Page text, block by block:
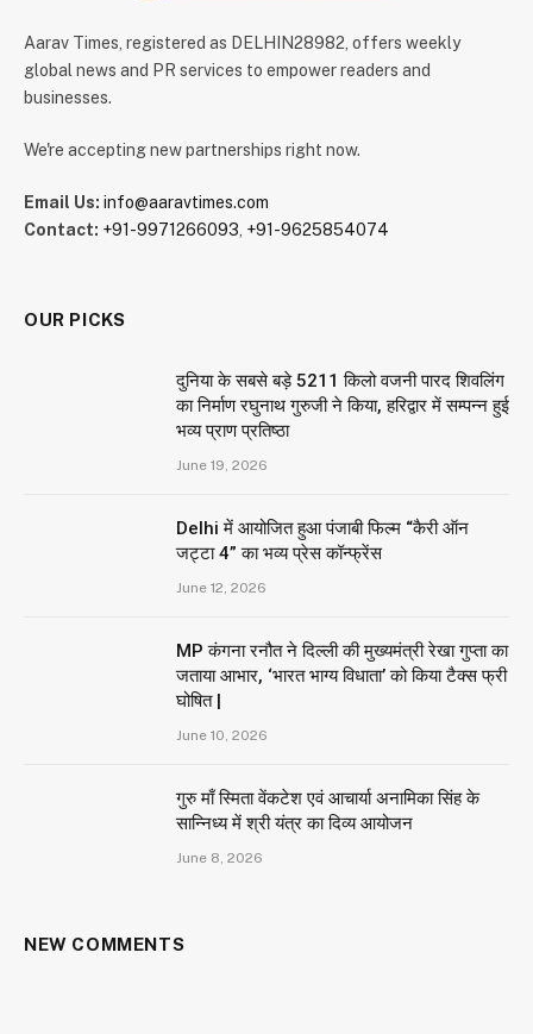
Aarav Times, registered as DELHIN28982, offers weekly
global news and PR services to empower readers and
businesses.
We're accepting new partnerships right now.
Email Us: info@aaravtimes.com
Contact: +91-9971266093, +91-9625854074
OUR PICKS
दुनिया के सबसे बड़े 5211 किलो वजनी पारद शिवलिंग
का निर्माण रघुनाथ गुरुजी ने किया, हरिद्वार में सम्पन्न हुई
भव्य प्राण प्रतिष्ठा
June 19, 2026
Delhi में आयोजित हुआ पंजाबी फिल्म “कैरी ऑन
जट्टा 4” का भव्य प्रेस कॉन्फ्रेंस
June 12, 2026
MP कंगना रनौत ने दिल्ली की मुख्यमंत्री रेखा गुप्ता का
जताया आभार, ‘भारत भाग्य विधाता’ को किया टैक्स फ्री
घोषित |
June 10, 2026
गुरु माँ स्मिता वेंकटेश एवं आचार्या अनामिका सिंह के
सान्निध्य में श्री यंत्र का दिव्य आयोजन
June 8, 2026
NEW COMMENTS